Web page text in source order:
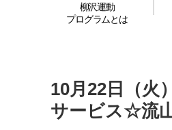
柳沢運動
プログラムとは
10月22日（
サービス☆流